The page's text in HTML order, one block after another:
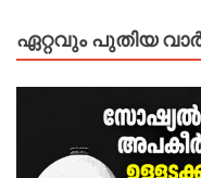
ഏറ്റവും പുതിയ